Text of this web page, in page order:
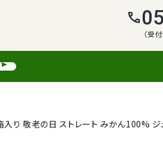
call
（受
り 敬老の日 ストレート みかん100% ジ